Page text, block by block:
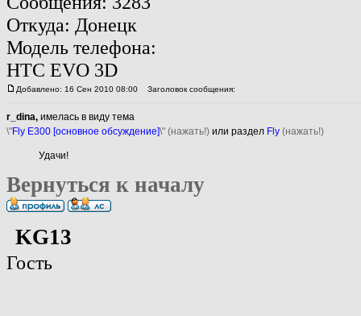
Откуда: Донецк
Модель телефона:
HTC EVO 3D
Добавлено: 16 Сен 2010 08:00 Заголовок сообщения:
r_dina, имелась в виду тема
\"Fly E300 [основное обсуждение]\" (нажать!) или раздел Fly (нажать!)
Удачи!
Вернуться к началу
KG13
Гость